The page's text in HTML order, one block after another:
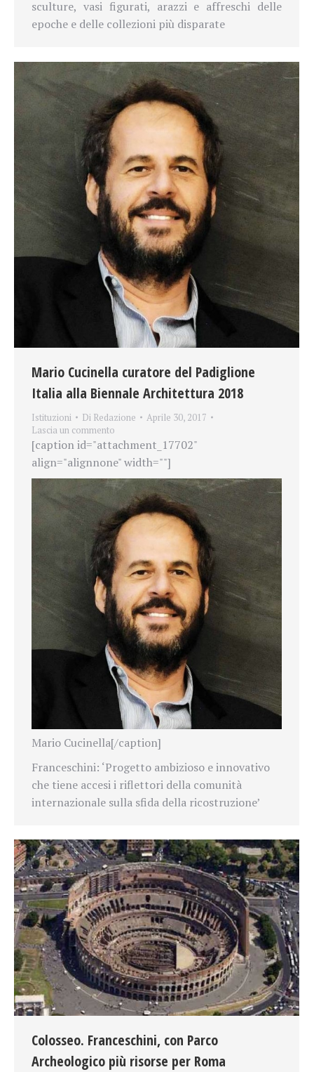
sculture, vasi figurati, arazzi e affreschi delle
epoche e delle collezioni più disparate
Mario Cucinella curatore del Padiglione
Italia alla Biennale Architettura 2018
Istituzioni Di Redazione
Aprile 30, 2017
Lascia un commento
[caption id="attachment_17702"
align="alignnone" width=""]
Mario Cucinella[/caption]
Franceschini: ‘Progetto ambizioso e innovativo
che tiene accesi i riflettori della comunità
internazionale sulla sfida della ricostruzione’
Colosseo. Franceschini, con Parco
Archeologico più risorse per Roma